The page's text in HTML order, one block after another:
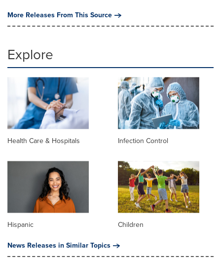
More Releases From This Source
Explore
Health Care & Hospitals Infection Control
Hispanic
Children
News Releases in Similar Topics